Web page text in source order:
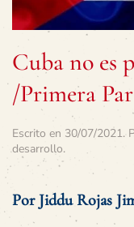
Cuba no es
/Primera
Escrito en 30/07/2021.
desarrollo.
Por Jiddu Rojas